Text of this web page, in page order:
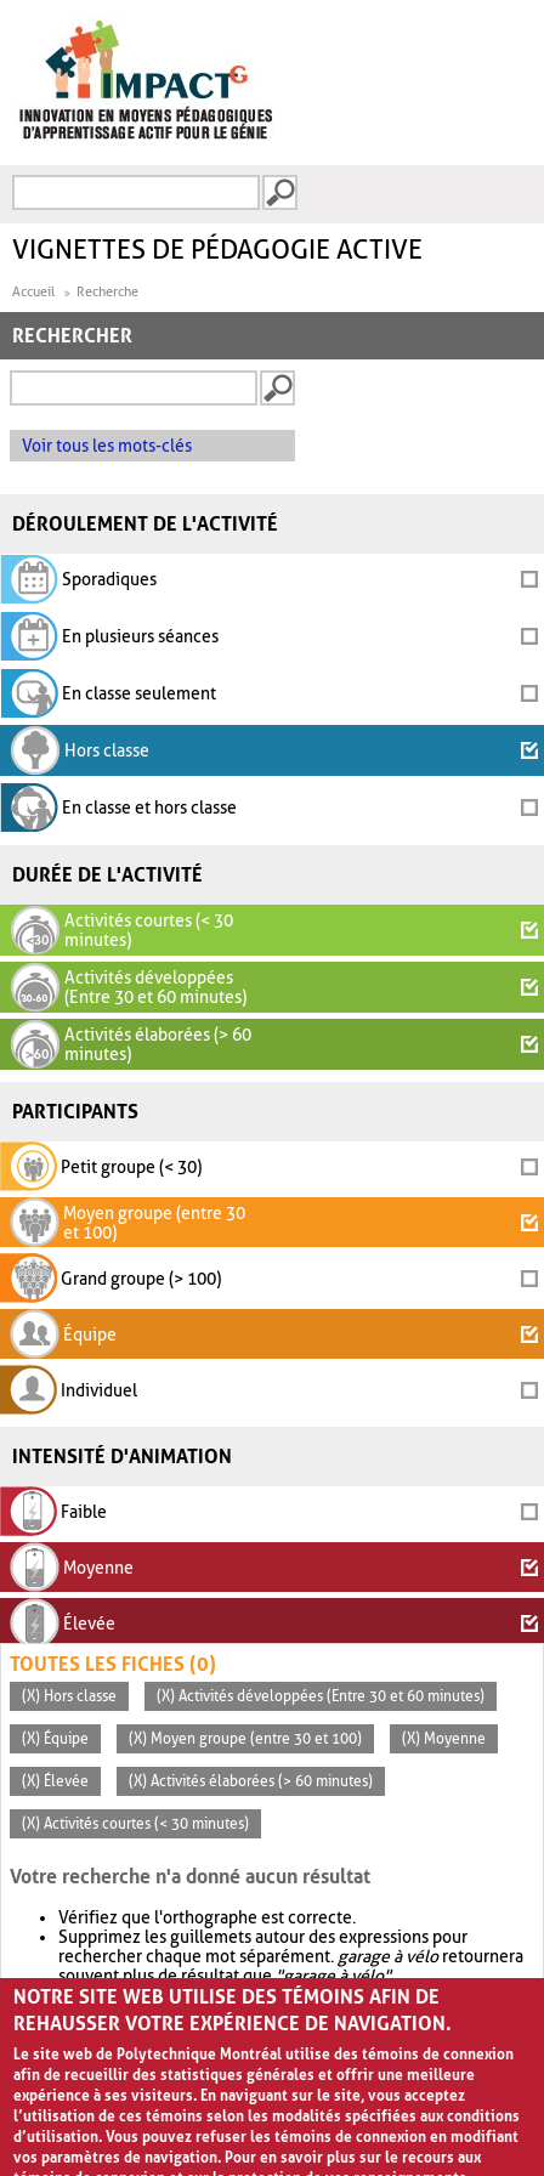
FORMULAIRE DE
VIGNETTES DE PÉDAGOGIE ACTIVE
Accueil Recherche
RECHERCHER
Voir tous les mots-clés
DÉROULEMENT DE L'ACTIVITÉ
Sporadiques
En plusieurs séances
En classe seulement
Hors classe
En classe et hors classe
DURÉE DE L'ACTIVITÉ
Activités courtes (< 30
minutes)
Activités développées
(Entre 30 et 60 minutes)
Activités élaborées (> 60
minutes)
PARTICIPANTS
Petit groupe (< 30)
Moyen groupe (entre 30
et 100)
Grand groupe (> 100)
Équipe
Individuel
INTENSITÉ D'ANIMATION
Faible
Moyenne
Élevée
TOUTES LES FICHES (0)
(X) Hors classe (X) Activités développées (Entre 30 et 60 minutes)
(X) Équipe (X) Moyen groupe (entre 30 et 100) (X) Moyenne
(X) Élevée (X) Activités élaborées (> 60 minutes)
(X) Activités courtes (< 30 minutes)
Votre recherche n'a donné aucun résultat
Vérifiez que l'orthographe est correcte.
Supprimez les guillemets autour des expressions pour
rechercher chaque mot séparément. garage à véloretournera
souvent plus de résultat que"garage à vélo".
Envisagez d'élargir votre recherche avec OR.garage OR vélo
retournera souvent plus de résultat quegarage à vélo
NOTRE SITE WEB UTILISE DES TÉMOINS AFIN DE
REHAUSSER VOTRE EXPÉRIENCE DE NAVIGATION.
Le site web de Polytechnique Montréal utilise des témoins de connexion
afin de recueillir des statistiques générales et offrir une meilleure
expérience à ses visiteurs. En naviguant sur le site, vous acceptez
l’utilisation de ces témoins selon les modalités spécifiées aux conditions
d’utilisation. Vous pouvez refuser les témoins de connexion en modifiant
vos paramètres de navigation. Pour en savoir plus sur le recours aux